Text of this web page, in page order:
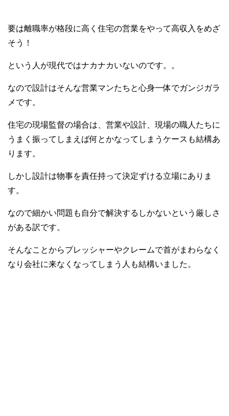
要は離職率が格段に高く住宅の営業をやって高収入をめざ
そう！
という人が現代ではナカナカいないのです。。
なので設計はそんな営業マンたちと心身一体でガンジガラ
メです。
住宅の現場監督の場合は、営業や設計、現場の職人たちに
うまく振ってしまえば何とかなってしまうケースも結構あ
ります。
しかし設計は物事を責任持って決定ずける立場にありま
す。
なので細かい問題も自分で解決するしかないという厳しさ
がある訳です。
そんなことからプレッシャーやクレームで首がまわらなく
なり会社に来なくなってしまう人も結構いました。